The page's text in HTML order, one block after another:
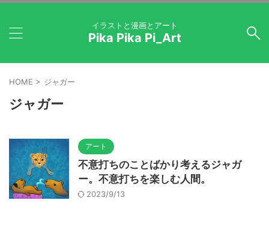
イラストと漫画とアート
Pika Pika Pi_Art
HOME > ジャガー
ジャガー
アート
不意打ちのことばかり考えるジャガ
ー。不意打ちを楽しむ人間。
2023/9/13